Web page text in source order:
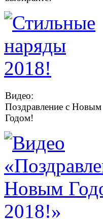
Видео:
Поздравление с Новым
Годом!